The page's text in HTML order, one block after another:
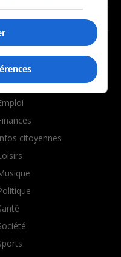
de vivre
être
citoyennes